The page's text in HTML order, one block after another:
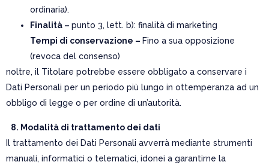
ordinaria).
Finalità – punto 3, lett. b): finalità di marketing
Tempi di conservazione – Fino a sua opposizione
(revoca del consenso)
noltre, il Titolare potrebbe essere obbligato a conservare i
Dati Personali per un periodo più lungo in ottemperanza ad un
obbligo di legge o per ordine di un’autorità.
8. Modalità di trattamento dei dati
Il trattamento dei Dati Personali avverrà mediante strumenti
manuali, informatici o telematici, idonei a garantirne la